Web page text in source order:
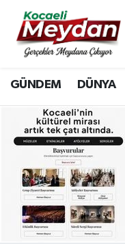
GÜNDEM DÜNYA
Nöbetçi
Hava Durumu
Trafik Durumu
Süper Lig Puan
Tüm Manşetler
Son Dakika